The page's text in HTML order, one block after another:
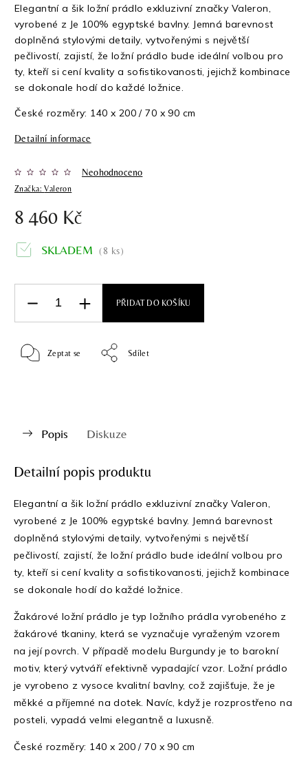
Elegantní a šik ložní prádlo exkluzivní značky Valeron,
vyrobené z Je 100% egyptské bavlny. Jemná barevnost
doplněná stylovými detaily, vytvořenými s největší
pečlivostí, zajistí, že ložní prádlo bude ideální volbou pro
ty, kteří si cení kvality a sofistikovanosti, jejichž kombinace
se dokonale hodí do každé ložnice.
České rozměry: 140 x 200 / 70 x 90 cm
Detailní informace
Značka:Valeron
Neohodnoceno
8 460 Kč
SKLADEM (8 ks)
PŘIDAT DO KOŠÍKU
Zeptat se Sdílet
Popis Diskuze
Detailní popis produktu
Elegantní a šik ložní prádlo exkluzivní značky Valeron,
vyrobené z Je 100% egyptské bavlny. Jemná barevnost
doplněná stylovými detaily, vytvořenými s největší
pečlivostí, zajistí, že ložní prádlo bude ideální volbou pro
ty, kteří si cení kvality a sofistikovanosti, jejichž kombinace
se dokonale hodí do každé ložnice.
Žakárové ložní prádlo je typ ložního prádla vyrobeného z
žakárové tkaniny, která se vyznačuje vyraženým vzorem
na její povrch. V případě modelu Burgundy je to barokní
motiv, který vytváří efektivně vypadající vzor. Ložní prádlo
je vyrobeno z vysoce kvalitní bavlny, což zajišťuje, že je
měkké a příjemné na dotek. Navíc, když je rozprostřeno na
posteli, vypadá velmi elegantně a luxusně.
České rozměry: 140 x 200 / 70 x 90 cm